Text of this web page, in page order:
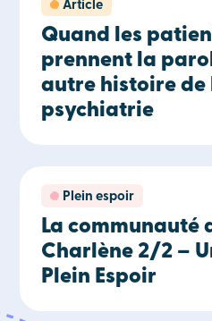
Article
Quand les
prennent la
autre histoire de
psychiatrie
Plein espoir
La communauté
Charlène 2/2 –
Plein Espoir